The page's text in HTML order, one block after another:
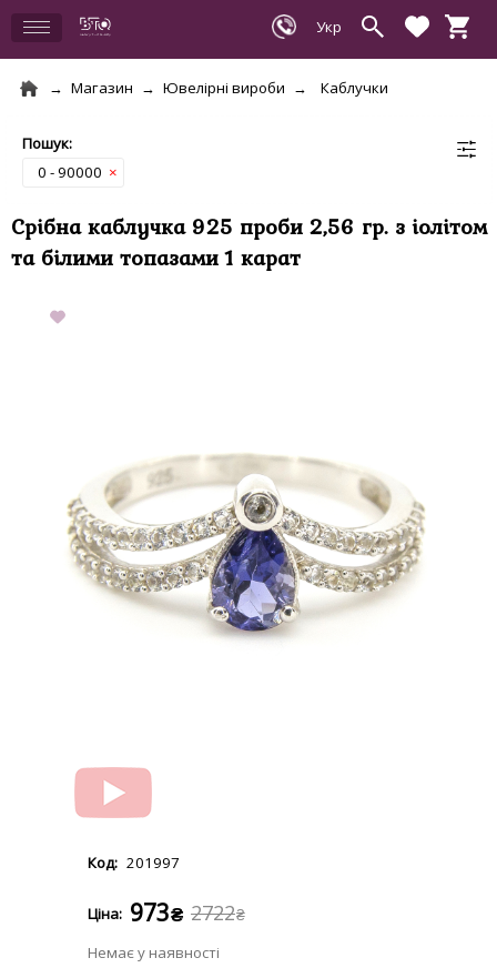
Магазин Ювелірні вироби Каблучки
0 - 90000 ×
Срібна каблучка 925 проби 2,56 гр. з іолітом
та білими топазами 1 карат
201997
2722₴
973₴